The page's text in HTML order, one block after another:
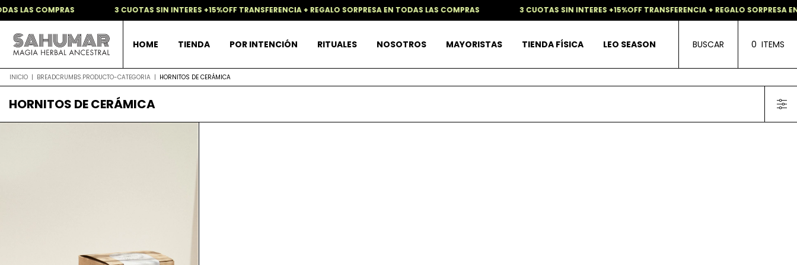
LAS COMPRAS 3 CUOTAS SIN INTERES +15%OFF TRANSFERENCIA + REGALO SORPRESA EN TODAS LAS COMPRAS 3 CUOTAS SIN INTERES +15%OFF TRANSFERENCIA + REGALO SORPRESA
HOME TIENDA POR INTENCIÓN RITUALES NOSOTROS MAYORISTAS TIENDA FÍSICA LEO SEASON BUSCAR 0 ITEMS
INICIO | BREADCRUMBS.PRODUCTO-CATEGORIA | HORNITOS DE CERÁMICA
HORNITOS DE CERÁMICA